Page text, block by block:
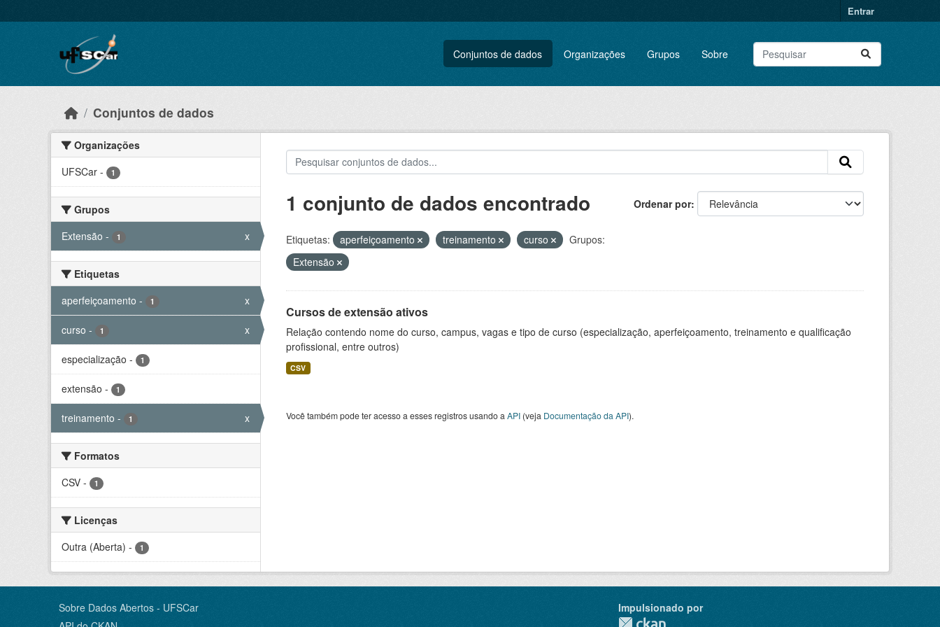
Entrar
Conjuntos de dados Organizações Grupos Sobre
Conjuntos de dados
Organizações
UFSCar - 1
Grupos
Extensão - 1 x
Etiquetas
aperfeiçoamento - 1 x
curso - 1 x
especialização - 1
extensão - 1
treinamento - 1 x
Formatos
CSV - 1
Licenças
Outra (Aberta) - 1
Ordenar por
1 conjunto de dados encontrado
Etiquetas: aperfeiçoamento treinamento curso
Grupos:
Extensão
Cursos de extensão ativos
Relação contendo nome do curso, campus, vagas e tipo de curso (especialização, aperfeiçoamento, treinamento e qualificação
profissional, entre outros)
CSV
Você também pode ter acesso a esses registros usando a API(veja Documentação da API).
Sobre Dados Abertos - UFSCar
Impulsionado por